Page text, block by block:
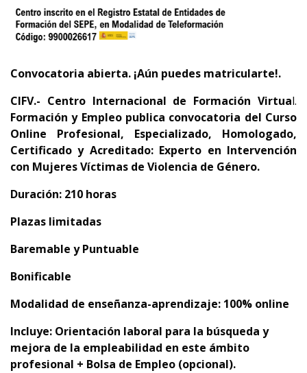
Convocatoria abierta. ¡Aún puedes matricularte!.
CIFV.- Centro Internacional de Formación Virtual.
Formación y Empleo publica convocatoria del Curso
Online Profesional, Especializado, Homologado,
Certificado y Acreditado: Experto en Intervención
con Mujeres Víctimas de Violencia de Género.
Duración: 210 horas
Plazas limitadas
Baremable y Puntuable
Bonificable
Modalidad de enseñanza-aprendizaje: 100% online
Incluye: Orientación laboral para la búsqueda y
mejora de la empleabilidad en este ámbito
profesional + Bolsa de Empleo (opcional).